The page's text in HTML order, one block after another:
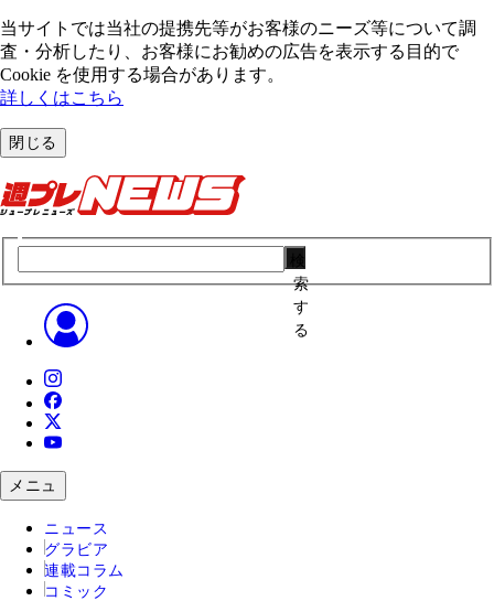
当サイトでは当社の提携先等がお客様のニーズ等について調
査・分析したり、お客様にお勧めの広告を表⽰する⽬的で
Cookie を使⽤する場合があります。
詳しくはこちら
閉じる
索
す
る
メニュ
ニュース
グラビア
連載コラム
コミック